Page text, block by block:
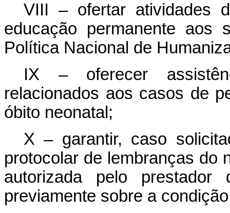
VIII – ofertar atividades
educação permanente aos
Política Nacional de
IX – oferecer
relacionados aos casos de
óbito neonatal;
X – garantir, caso
protocolar de lembranças do
autorizada pelo
previamente sobre a